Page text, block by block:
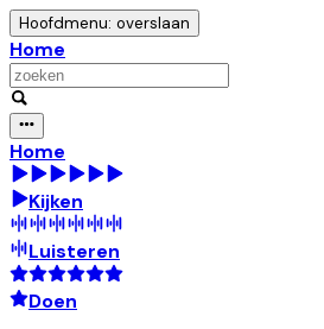
Hoofdmenu: overslaan
Home
Home
Kijken
Luisteren
Doen